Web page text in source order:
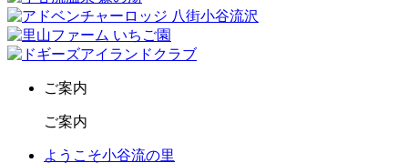
ご案内
ご案内
ようこそ小谷流の里